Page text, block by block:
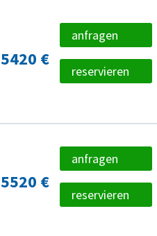
5420 €
anfragen
reservieren
5520 €
anfragen
reservieren